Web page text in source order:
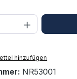
Anzahl:
hinzufügen
NR53001